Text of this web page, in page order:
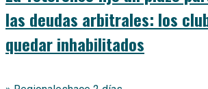
las deudas arbitrales: los
quedar inhabilitados